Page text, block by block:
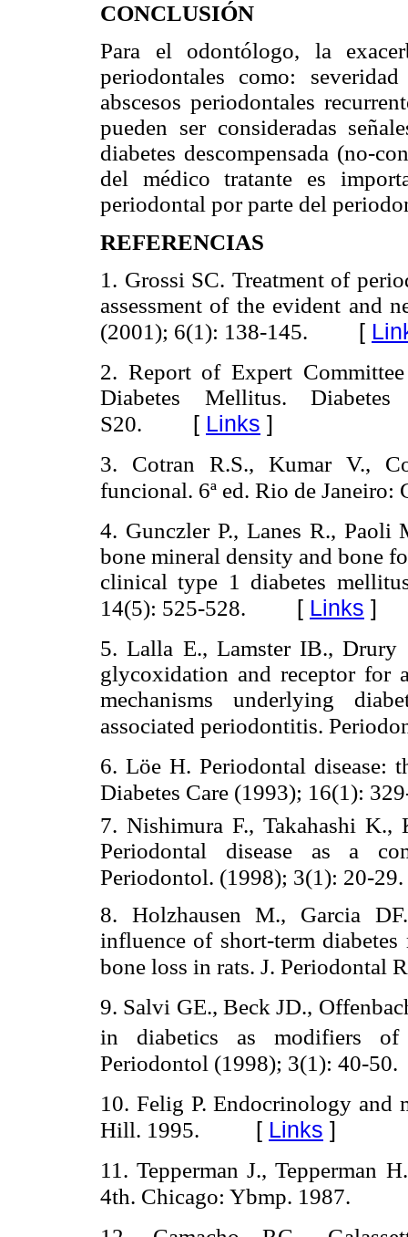
CONCLUSIÓN
Para el odontólogo, la
periodontales como:
abscesos periodontales
pueden ser consideradas
diabetes descompensada (no-
del médico tratante es
periodontal por parte del
REFERENCIAS
1. Grossi SC. Treatment of
assessment of the evident and
(2001); 6(1): 138-145. [
2. Report of Expert
Diabetes Mellitus.
S20. [ Links ]
3. Cotran R.S., Kumar V.,
funcional. 6ª ed. Rio de Janeiro:
4. Gunczler P., Lanes R., Paoli
bone mineral density and bone
clinical type 1 diabetes
14(5): 525-528. [ Links ]
5. Lalla E., Lamster IB., Drury
glycoxidation and receptor for
mechanisms underlying
associated periodontitis.
6. Löe H. Periodontal disease:
Diabetes Care (1993); 16(1):
7. Nishimura F., Takahashi K.,
Periodontal disease as a
Periodontol. (1998); 3(1): 20-29.
8. Holzhausen M., Garcia
influence of short-term
bone loss in rats. J. Periodontal
9. Salvi GE., Beck JD.,
in diabetics as modifiers of
Periodontol (1998); 3(1): 40-50.
10. Felig P. Endocrinology and
Hill. 1995.
[ Links ]
11. Tepperman J., Tepperman
4th. Chicago: Ybmp. 1987.